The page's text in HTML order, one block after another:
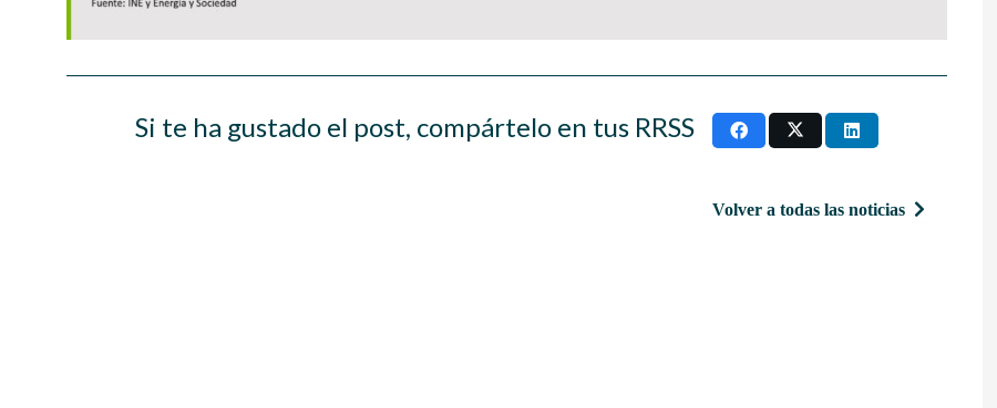
Si te ha gustado el post, compártelo en tus RRSS
Volver a todas las noticias